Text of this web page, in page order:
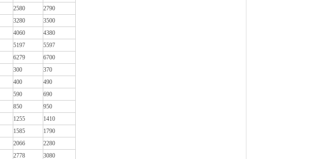
2580
2790
3280
3500
4060
4380
5197
5597
6279
6700
300
370
400
490
590
690
850
950
1255
1410
1585
1790
2066
2280
2778
3080